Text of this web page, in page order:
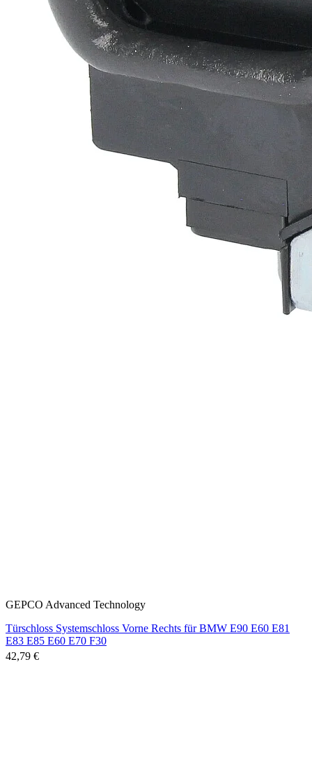
GEPCO Advanced Technology
Türschloss Systemschloss Vorne Rechts für BMW E90 E60 E81
E83 E85 E60 E70 F30
42,79 €